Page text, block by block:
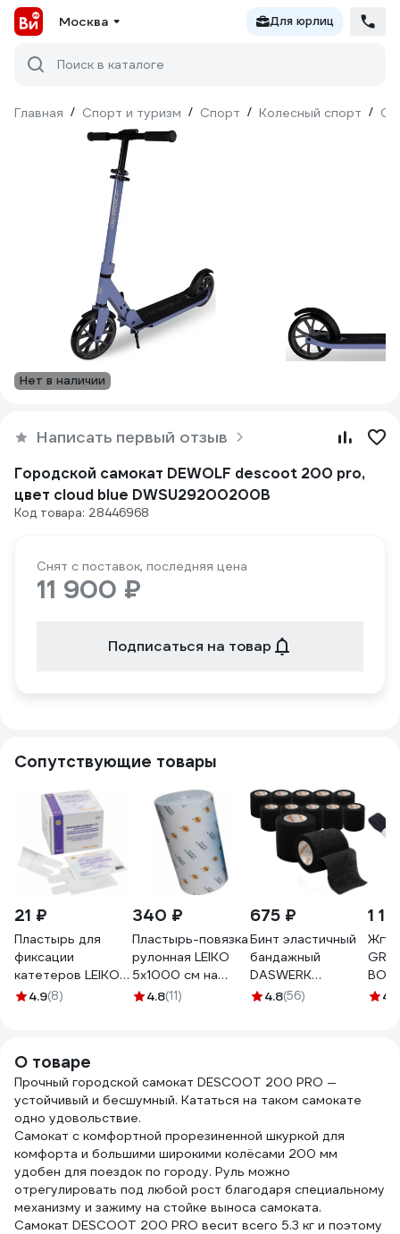
Москва Для юрлиц
Поиск в каталоге
Главная / Спорт и туризм / Спорт / Колесный спорт /
Нет в наличии
Написать первый отзыв
Городской самокат DEWOLF descoot 200 pro,
цвет cloud blue DWSU29200200B
Код товара: 28446968
Снят с поставок, последняя цена
11 900 ₽
Подписаться на товар
Сопутствующие товары
21 ₽
Пластырь для
фиксации
катетеров LEIKO
6x8 см на
впитывающей
прокладкой
630276
4.9(8)
340 ₽
Пластырь-повязка
рулонная LEIKO
5х1000 см на
нетканой основе
4.8(11)
675 ₽
Бинт эластичный
бандажный
DASWERK
защитный
4.8(56)
1
4.5
О товаре
Прочный городской самокат DESCOOT 200 PRO —
устойчивый и бесшумный. Кататься на таком самокате
одно удовольствие.
Самокат с комфортной прорезиненной шкуркой для
комфорта и большими широкими колёсами 200 мм
удобен для поездок по городу. Руль можно
отрегулировать под любой рост благодаря специальному
механизму и зажиму на стойке выноса самоката.
Самокат DESCOOT 200 PRO весит всего 5.3 кг и поэтому